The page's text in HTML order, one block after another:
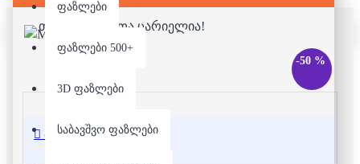
ფაზლები
ფაზლები 500+
3D ფაზლები
საბავშვო ფაზლები
თქვენი კალათა ცარიელია!
-50 %
აღწერა